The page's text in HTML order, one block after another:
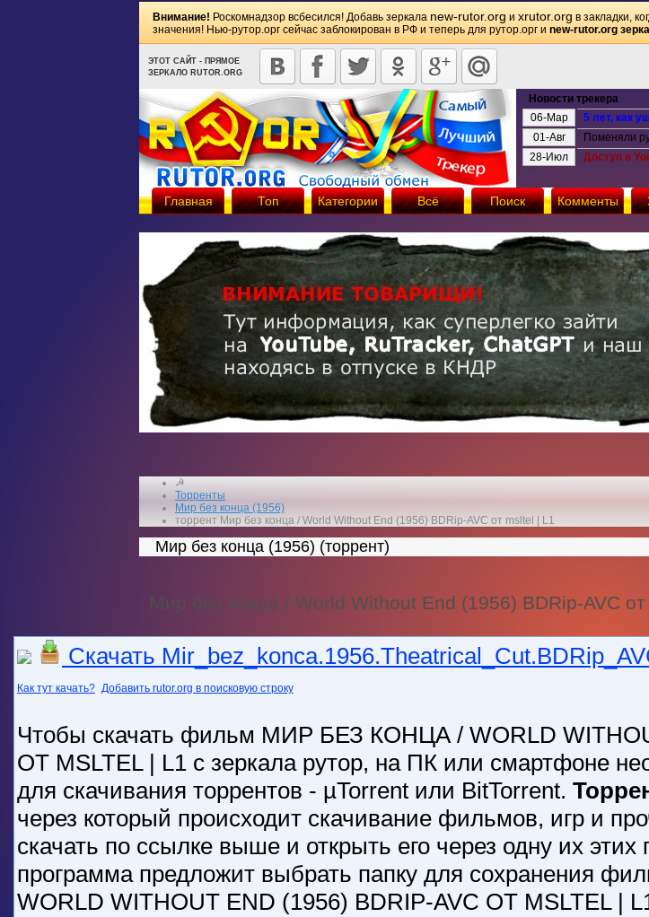
Внимание! Роскомнадзор всбесился! Добавь зеркала new-rutor.org и xrutor.org в закладки,
значения! Нью-рутор.орг сейчас заблокирован в РФ и теперь для рутор.орг и new-rutor.org
ЭТОТ САЙТ - ПРЯМОЕ
ЗЕРКАЛО RUTOR.ORG
Новости трекера
06-Мар
5 лет, как
01-Авг
Поменяли
28-Июл
Доступ в
Главная Топ Категории Всё Поиск Комменты
☭
Торренты
Мир без конца (1956)
торрент Мир без конца / World Without End (1956) BDRip-AVC от msltel | L1
Мир без конца (1956) (торрент)
Мир без конца / World Without End (1956) BDRip-AVC
Скачать
Как тут качать? Добавить rutor.org в поисковую строку
Чтобы скачать фильм МИР БЕЗ КОНЦА / WORLD
ОТ MSLTEL | L1 с зеркала рутор, на ПК или смартфоне
для скачивания торрентов - µTorrent или BitTorrent.
через который происходит скачивание фильмов, игр и
скачать по ссылке выше и открыть его через одну их
программа предложит выбрать папку для сохранения
WORLD WITHOUT END (1956) BDRIP-AVC ОТ MSLTEL |